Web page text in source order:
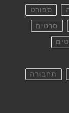
ספורט
סרטים
תחבורה